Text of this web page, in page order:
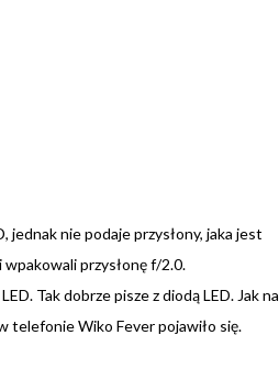
jednak nie podaje przysłony, jaka jest
przysłonę f/2.0.
Tak dobrze pisze z diodą LED. Jak na
telefonie Wiko Fever pojawiło się.